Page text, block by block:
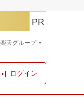
ログイン
PR
楽天グループ